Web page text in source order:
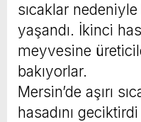
geçireceğimiz
görüşme gerçekleştirdik. Nazik ev
kıymetli
Sayın Vahap Seçer’e
Vahap Seçer
sıcaklar
yaşandı. İkinci
meyvesine
bakıyorlar.
Mersin’de aşırı
hasadını geciktirdi